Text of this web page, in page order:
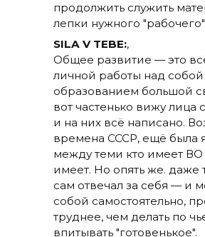
продолжить служить
лепки нужного "рабочего".
SILA V TEBE:,
Общее развитие — это
личной работы над
образованием большой
вот частенько вижу лица
и на них всё написано.
времена СССР, ещё была
между теми кто имеет ВО
имеет. Но опять же.
сам отвечал за себя — и
собой самостоятельно,
труднее, чем делать по
впитывать "готовенькое".